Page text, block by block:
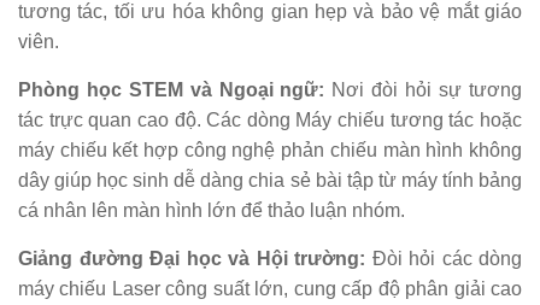
tương tác, tối ưu hóa không gian hẹp và bảo vệ mắt giáo
viên.
Phòng học STEM và Ngoại ngữ: Nơi đòi hỏi sự tương
tác trực quan cao độ. Các dòng Máy chiếu tương tác hoặc
máy chiếu kết hợp công nghệ phản chiếu màn hình không
dây giúp học sinh dễ dàng chia sẻ bài tập từ máy tính bảng
cá nhân lên màn hình lớn để thảo luận nhóm.
Giảng đường Đại học và Hội trường: Đòi hỏi các dòng
máy chiếu Laser công suất lớn, cung cấp độ phân giải cao